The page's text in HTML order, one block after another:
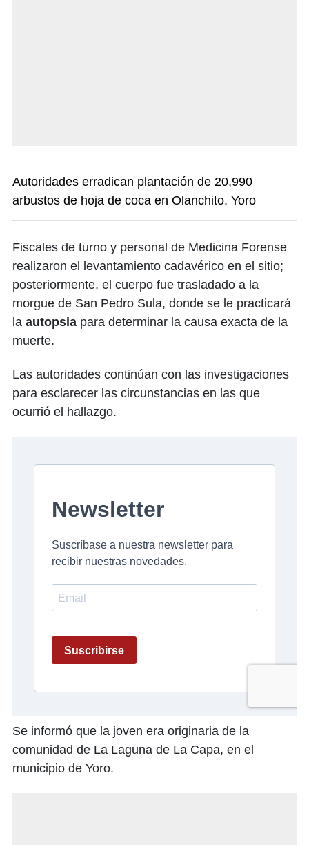
Autoridades erradican plantación de 20,990
arbustos de hoja de coca en Olanchito, Yoro
Fiscales de turno y personal de Medicina Forense
realizaron el levantamiento cadavérico en el sitio;
posteriormente, el cuerpo fue trasladado a la
morgue de San Pedro Sula, donde se le practicará
la autopsia para determinar la causa exacta de la
muerte.
Las autoridades continúan con las investigaciones
para esclarecer las circunstancias en las que
ocurrió el hallazgo.
Se informó que la joven era originaria de la
comunidad de La Laguna de La Capa, en el
municipio de Yoro.